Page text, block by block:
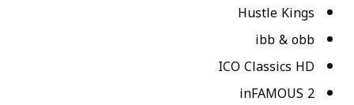
Hustle Kings
ibb & obb
ICO Classics HD
inFAMOUS 2